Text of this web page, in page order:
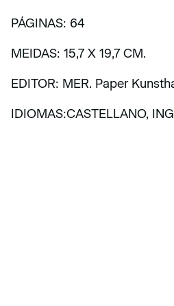
PÁGINAS: 64
MEIDAS: 15,7 X 19,7 CM.
EDITOR: MER. Paper
IDIOMAS:CASTELLANO,